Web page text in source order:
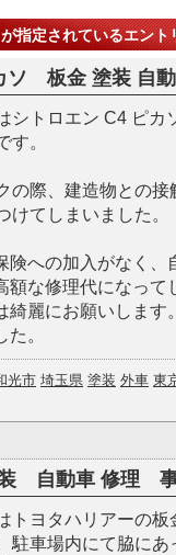
指定されているエント
ソ 板金 塗装 自
シトロエン C4 ピカ
す。
の際、建造物との
けてしまいました。
険への加入がなく、
額な修理代になって
綺麗にお願いします
。
光市 埼玉県 塗装 外車 東
自動車 修理
トヨタハリアーの
駐車場内にて脇に